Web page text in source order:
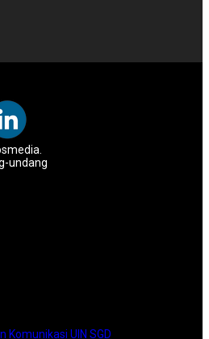
undang
Komunikasi UIN SGD